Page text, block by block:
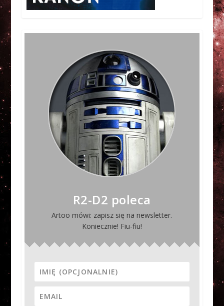
R2-D2 poleca
Artoo mówi: zapisz się na newsletter.
Koniecznie! Fiu-fiu!